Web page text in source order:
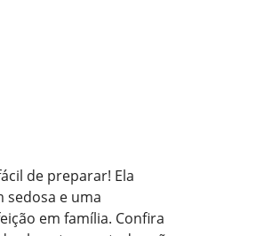
de preparar! Ela
sedosa e uma
em família. Confira